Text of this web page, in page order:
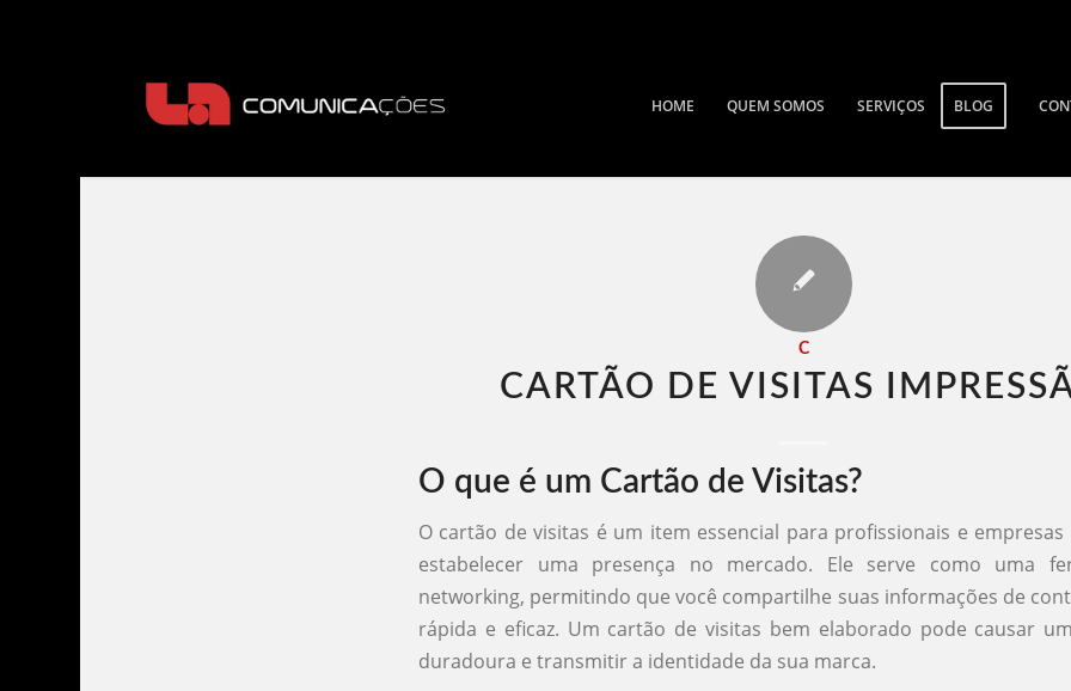
HOME QUEM SOMOS SERVIÇOS BLOG
C
CARTÃO DE VISITAS
O que é um Cartão de Visitas?
O cartão de visitas é um item essencial para profissionais e empresas
estabelecer uma presença no mercado. Ele serve como uma
networking, permitindo que você compartilhe suas informações de
rápida e eficaz. Um cartão de visitas bem elaborado pode causar
duradoura e transmitir a identidade da sua marca.